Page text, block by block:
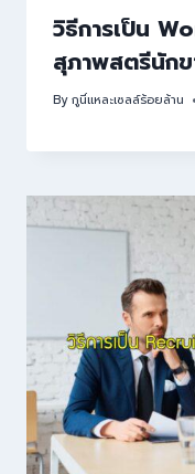
วิธีการเป็น
สุภาพสตรีนัก
Byกูนี่แหละเซลล์ร้อยล้าน